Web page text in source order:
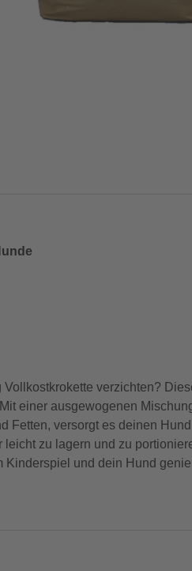
verzichten?
einer ausgewogenen
Fetten, versorgt es deinen
zu lagern und zu
Kinderspiel und dein Hund